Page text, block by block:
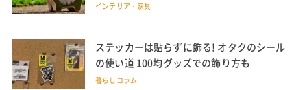
インテリア・家具
ステッカーは貼らずに飾る! オタクのシール
の使い道 100均グッズでの飾り方も
暮らしコラム